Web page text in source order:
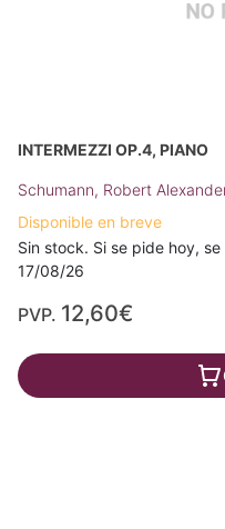
INTERMEZZI OP.4, PIANO
Schumann, Robert
Disponible en breve
Sin stock. Si se pide hoy,
17/08/26
PVP. 12,60€